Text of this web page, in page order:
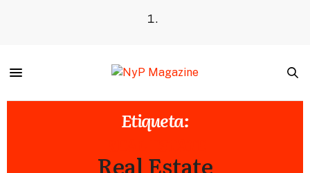
Etiqueta:
Real Estate